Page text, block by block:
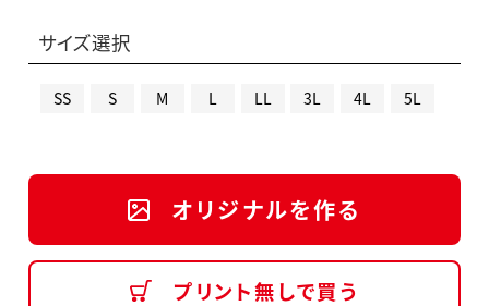
サイズ選択
SS S M L LL 3L 4L 5L
オリジナルを作る
プリント無しで買う